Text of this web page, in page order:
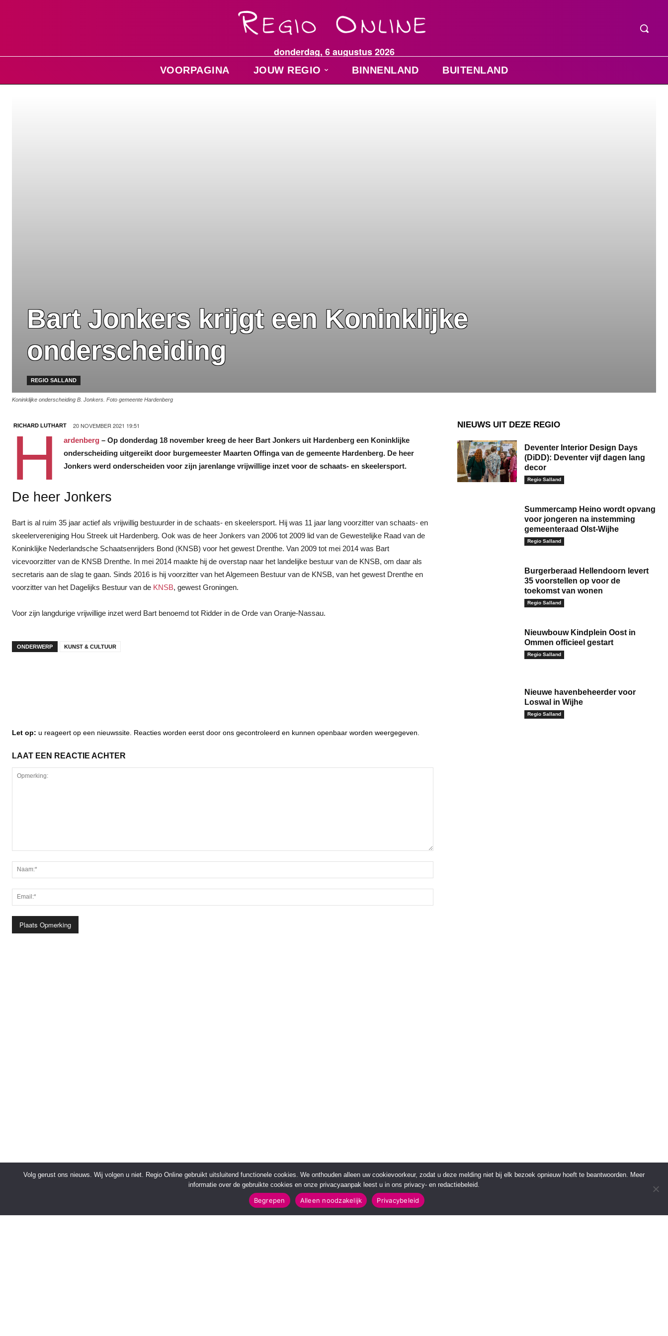
donderdag, 6 augustus 2026
VOORPAGINA JOUW REGIO BINNENLAND BUITENLAND
Bart Jonkers krijgt een Koninklijke
onderscheiding
REGIO SALLAND
Koninklijke onderscheiding B. Jonkers. Foto gemeente Hardenberg
RICHARD LUTHART 20 NOVEMBER 2021 19:51
H ardenberg– Op donderdag 18 november kreeg de heer Bart Jonkers uit Hardenberg een Koninklijke
onderscheiding uitgereikt door burgemeester Maarten Offinga van de gemeente Hardenberg. De heer
Jonkers werd onderscheiden voor zijn jarenlange vrijwillige inzet voor de schaats- en skeelersport.
De heer Jonkers
Bart is al ruim 35 jaar actief als vrijwillig bestuurder in de schaats- en skeelersport. Hij was 11 jaar lang voorzitter van schaats- en
skeelervereniging Hou Streek uit Hardenberg. Ook was de heer Jonkers van 2006 tot 2009 lid van de Gewestelijke Raad van de
Koninklijke Nederlandsche Schaatsenrijders Bond (KNSB) voor het gewest Drenthe. Van 2009 tot mei 2014 was Bart
vicevoorzitter van de KNSB Drenthe. In mei 2014 maakte hij de overstap naar het landelijke bestuur van de KNSB, om daar als
secretaris aan de slag te gaan. Sinds 2016 is hij voorzitter van het Algemeen Bestuur van de KNSB, van het gewest Drenthe en
voorzitter van het Dagelijks Bestuur van de KNSB, gewest Groningen.
Voor zijn langdurige vrijwillige inzet werd Bart benoemd tot Ridder in de Orde van Oranje-Nassau.
ONDERWERP KUNST & CULTUUR
Let op: u reageert op een nieuwssite. Reacties worden eerst door ons gecontroleerd en kunnen openbaar worden weergegeven.
LAAT EEN REACTIE ACHTER
NIEUWS UIT DEZE REGIO
Deventer Interior Design Days
(DiDD): Deventer vijf dagen lang
decor
Regio Salland
Summercamp Heino wordt opvang
voor jongeren na instemming
gemeenteraad Olst-Wijhe
Regio Salland
Burgerberaad Hellendoorn levert
35 voorstellen op voor de
toekomst van wonen
Regio Salland
Nieuwbouw Kindplein Oost in
Ommen officieel gestart
Regio Salland
Nieuwe havenbeheerder voor
Loswal in Wijhe
Regio Salland
Volg gerust ons nieuws. Wij volgen u niet. Regio Online gebruikt uitsluitend functionele cookies. We onthouden alleen uw cookievoorkeur, zodat u deze melding niet bij elk bezoek opnieuw hoeft te beantwoorden. Meer
informatie over de gebruikte cookies en onze privacyaanpak leest u in ons privacy- en redactiebeleid.
Begrepen Alleen noodzakelijk Privacybeleid